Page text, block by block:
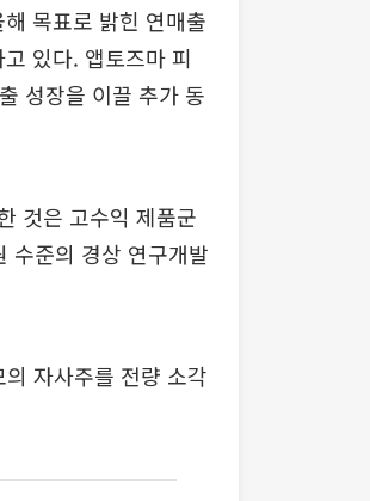
목표로 밝힌 연매출
있다. 앱토즈마 피
성장을 이끌 추가 동
것은 고수익 제품군
수준의 경상 연구개발
자사주를 전량 소각